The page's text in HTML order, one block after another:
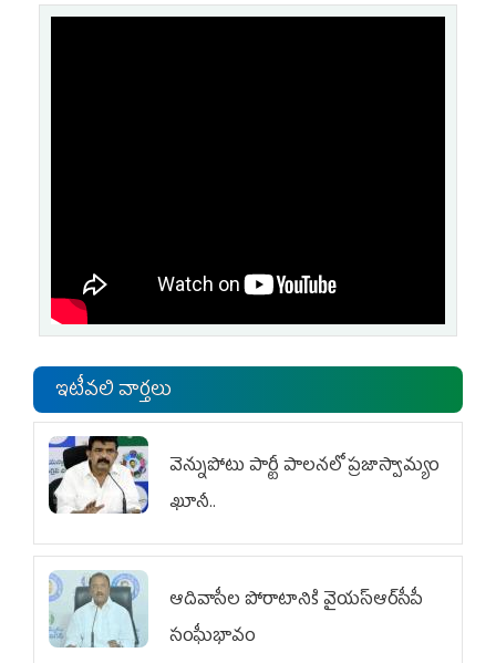
ఇటీవలి వార్తలు
వెన్నుపోటు పార్టీ పాలనలో ప్రజాస్వామ్యం
ఖూనీ..
ఆదివాసీల పోరాటానికి వైయ‌స్ఆర్‌సీపీ
సంఘీభావం